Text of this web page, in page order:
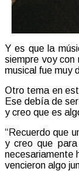
Y es que la
siempre voy con
musical fue muy
Otro tema en
Ese debía de
y creo que es
“Recuerdo que
y creo que
necesariamente
vencieron algo